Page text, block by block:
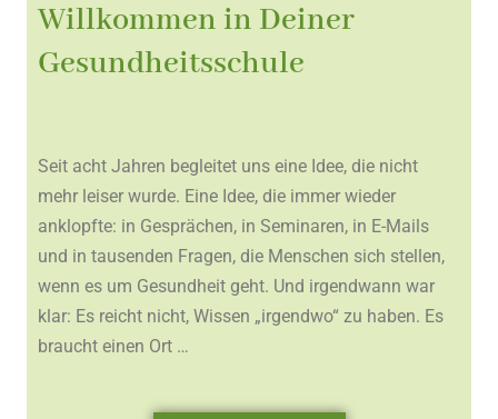
Willkommen in Deiner
Gesundheitsschule
Seit acht Jahren begleitet uns eine Idee, die nicht
mehr leiser wurde. Eine Idee, die immer wieder
anklopfte: in Gesprächen, in Seminaren, in E-Mails
und in tausenden Fragen, die Menschen sich stellen,
wenn es um Gesundheit geht. Und irgendwann war
klar: Es reicht nicht, Wissen „irgendwo“ zu haben. Es
braucht einen Ort …